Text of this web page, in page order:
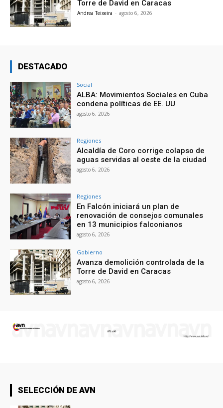
Torre de David en Caracas
Andrea Teixeira - agosto 6, 2026
DESTACADO
Social
ALBA: Movimientos Sociales en Cuba
condena políticas de EE. UU
agosto 6, 2026
Regiones
Alcaldía de Coro corrige colapso de
aguas servidas al oeste de la ciudad
agosto 6, 2026
Regiones
En Falcón iniciará un plan de
renovación de consejos comunales
en 13 municipios falconianos
agosto 6, 2026
Gobierno
Avanza demolición controlada de la
Torre de David en Caracas
agosto 6, 2026
SELECCIÓN DE AVN